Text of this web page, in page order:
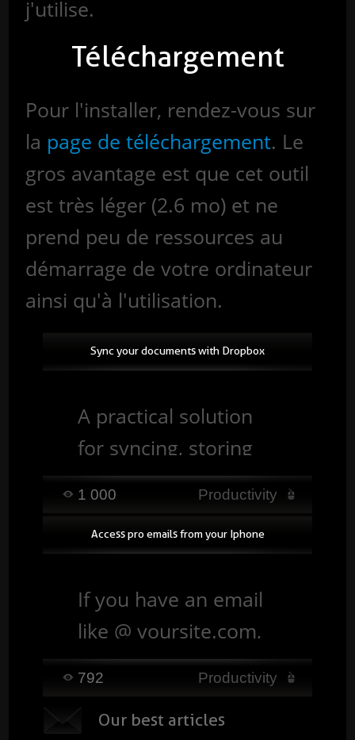
j'utilise.
Téléchargement
Pour l'installer, rendez-vous sur
la page de téléchargement. Le
gros avantage est que cet outil
est très léger (2.6 mo) et ne
prend peu de ressources au
démarrage de votre ordinateur
ainsi qu'à l'utilisation.
Sync your documents with Dropbox
A practical solution
for syncing, storing
and finding your
while keeping them
computer, tablet or
smartphone. ...Read
Productivity
1 000
Access pro emails from your Iphone
If you have an email
like @ yoursite.com,
you can link your
your iphone / ipad. ...
Productivity
792
Our best articles